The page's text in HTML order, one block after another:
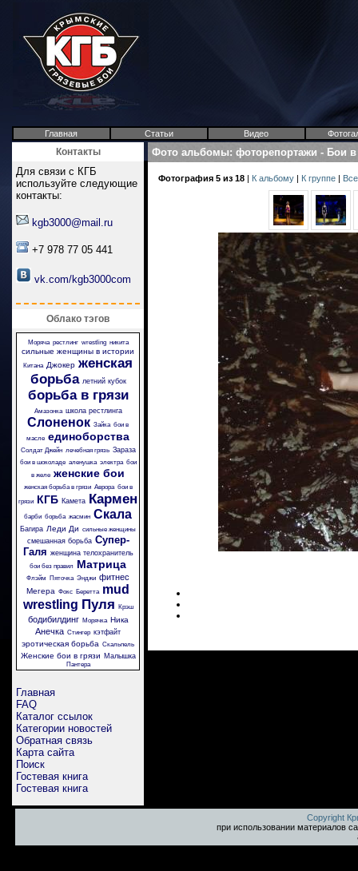
Главная Статьи Видео
Контакты
Для связи с КГБ
используйте следующие
контакты:
kgb3000@mail.ru
+7 978 77 05 441
vk.com/kgb3000com
Облако тэгов
Моряча рестлинг wrestling никита
сильные женщины в истории
Китана Джокер женская
борьба летний кубок
борьба в грязи
Амазонка школа рестлинга
Слоненок Зайка бои в
масле единоборства
Солдат Джейн лечебная грязь Зараза
бои в шоколаде аленушка электра бои
в желе женские бои
женская борьба в грязи Аврора бои в
грязи КГБ Камета Кармен
барби борьба жасмин Скала
Багира Леди Ди сильные женщины
смешанная борьба Супер-
Галя женщина телохранитель
бои без правил Матрица
Флэйм Пяточка Энджи фитнес
Мегера Фокс Беретта mud
wrestling Пуля Крэш
бодибилдинг Морячка Ника
Анечка Стингер кэтфайт
эротическая борьба Скальпель
Женские бои в грязи Малышка
Пантера
Главная
FAQ
Каталог ссылок
Категории новостей
Обратная связь
Карта сайта
Поиск
Гостевая книга
Гостевая книга
Фото альбомы: фоторепортажи - Бои
Фотография 5 из 18 | К альбому | К группе |
Copyright
при использовании материалов